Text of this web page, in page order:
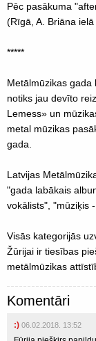
Pēc pasākuma
(Rīgā, A. Briāna ielā
*****
Metālmūzikas gada
notiks jau devīto
Lemess» un
metal mūzikas
gada.
Latvijas
"gada labākais
vokālists", "mūziķis
Visās kategorijās
Žūrijai ir tiesības
metālmūzikas
Komentāri
:) 06.02.2018. 13:52